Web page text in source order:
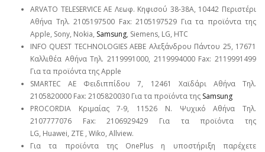
ARVATO TELESERVICE ΑΕ Λεωφ. Κηφισού 38-38Α, 10442 Περιστέρι
Αθήνα Τηλ. 2105197500 Fax: 2105197529 Για τα προϊόντα της
Apple, Sony, Nokia, Samsung, Siemens, LG, HTC
INFO QUEST TECHNOLOGIES ΑΕΒΕ Αλεξάνδρου Πάντου 25, 17671
Καλλιθέα Αθήνα Τηλ. 2119991000, 2119994000 Fax: 2119991499
Για τα προϊόντα της Apple
SMARTEC ΑΕ Φειδιππίδου 7, 12461 Χαϊδάρι Αθήνα Τηλ.
2105820000 Fax: 2105820030 Για τα προϊόντα της Samsung
PROCORDIA Κριμαίας 7-9, 11526 Ν. Ψυχικό Αθήνα Τηλ.
2107777076 Fax: 2106929429 Για τα προϊόντα της
LG, Huawei, ΖΤΕ , Wiko, Allview.
Για τα προϊόντα της OnePlus η υποστήριξη παρέχετε